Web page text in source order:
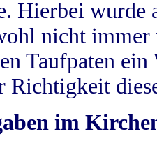
Hierbei wurde
nicht
Taufpaten
Richtigkeit
im